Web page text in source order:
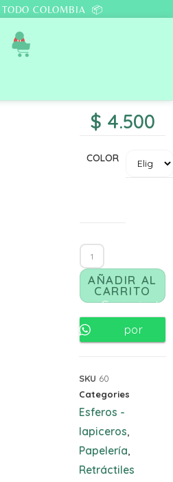
COLOMBIA 📦
0
$ 4.500
COLOR
AÑADIR AL
CARRITO
Comunicate
por
SKU 60
Categories
Esferos -
lapiceros
Papelería
Retráctiles